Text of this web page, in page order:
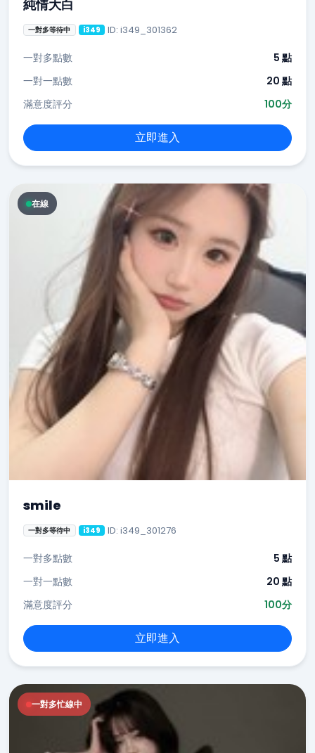
純情大白
一對多等待中 i349 ID: i349_301362
一對多點數
5 點
一對一點數
20 點
滿意度評分
100分
立即進入
在線
smile
一對多等待中 i349 ID: i349_301276
一對多點數
5 點
一對一點數
20 點
滿意度評分
100分
立即進入
一對多忙線中